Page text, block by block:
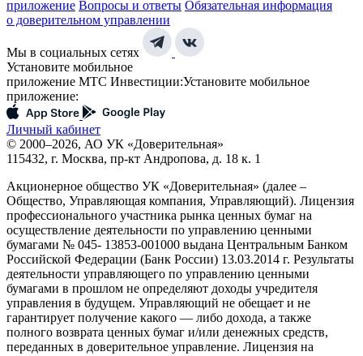
приложение Вопросы и ответы Обязательная информация
о доверительном управлении
Мы в социальных сетях
Установите мобильное
приложение МТС Инвестиции:Установите мобильное
приложение:
Личный кабинет
© 2000–2026, АО УК «Доверительная»
115432, г. Москва, пр-кт Андропова, д. 18 к. 1
Акционерное общество УК «Доверительная» (далее –
Общество, Управляющая компания, Управляющий). Лицензия
профессионального участника рынка ценных бумаг на
осуществление деятельности по управлению ценными
бумагами № 045- 13853-001000 выдана Центральным Банком
Российской Федерации (Банк России) 13.03.2014 г. Результаты
деятельности управляющего по управлению ценными
бумагами в прошлом не определяют доходы учредителя
управления в будущем. Управляющий не обещает и не
гарантирует получение какого — либо дохода, а также
полного возврата ценных бумаг и/или денежных средств,
переданных в доверительное управление. Лицензия на